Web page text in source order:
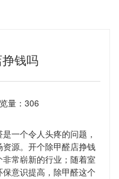
钱吗
量：306
一个令人头疼的问题，
源。开个除甲醛店挣钱
常崭新的行业；随着室
意识提高，除甲醛这个